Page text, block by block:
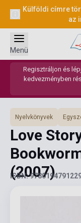
Külföldi címre
az
Regisztráljon és
kedvezményben
Menü
Nyelvkönyvek
Love
(2007)
ISBN: